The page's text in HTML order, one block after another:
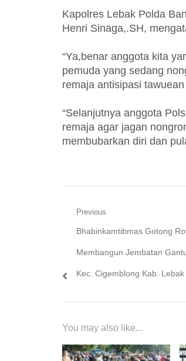
Kapolres Lebak Polda
Henri Sinaga,.SH,
“Ya,benar anggota kita
pemuda yang sedang
remaja antisipasi
“Selanjutnya anggota
remaja agar jagan
membubarkan diri dan
Navigasi
pos
Previous
Previous
post:
Bhabinkamtibmas Gotong
Membangun Jembatan
Kec. Cigemblong Kab. Lebak
You may also like...